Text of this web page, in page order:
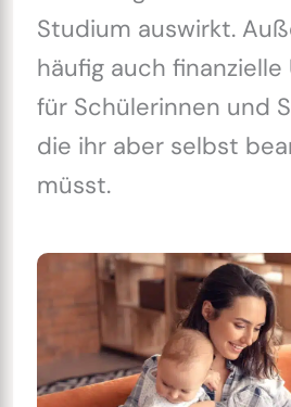
Studium auswirkt.
häufig auch
für Schülerinnen und
die ihr aber selbst
müsst.